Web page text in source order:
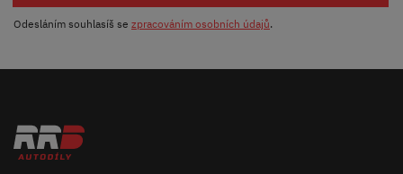
Odesláním souhlasíš se zpracováním osobních údajů.